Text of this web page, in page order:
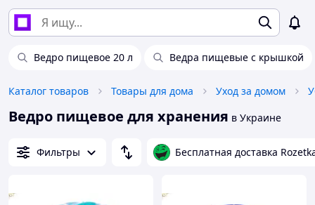
Ведро пищевое 20 л Ведра пищевые с крышкой
Каталог товаров Товары для дома Уход за домом
Ведро пищевое для хранения в Украине
Фильтры Бесплатная доставка